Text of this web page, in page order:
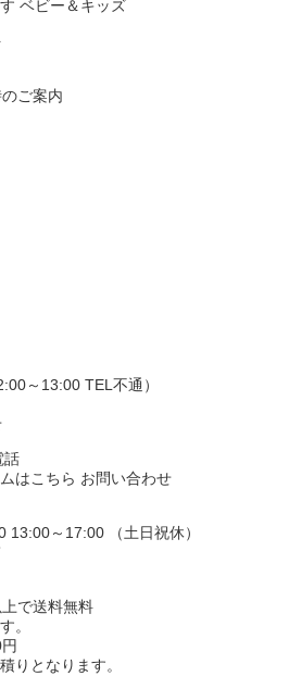
ベビー＆キッズ
ご案内
～13:00 TEL不通）
話
お問い合わせ
～17:00 （土日祝休）
上で送料無料
。
りとなります。